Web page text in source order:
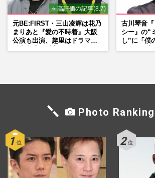
⭐ 高評価の記事(8.7)
元BE:FIRST・三山凌輝は花乃
まりあと『愛の不時着』大阪
公演も出演、趣里はドラマ
古川琴音
シー』の“
し”に「僕
Photo Ranking